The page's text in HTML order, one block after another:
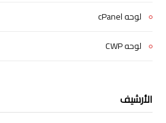
لوحه cPanel
لوحه CWP
الأرشيف